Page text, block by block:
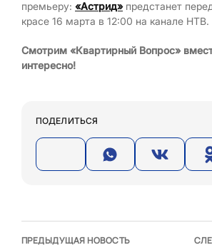
премьеру: «Астрид»предстанет
красе 16 марта в 12:00 на канале НТВ.
Смотрим «Квартирный Вопрос»
интересно!
ПОДЕЛИТЬСЯ
ПРЕДЫДУЩАЯ НОВОСТЬ